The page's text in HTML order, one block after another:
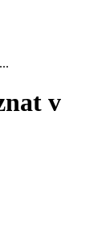
v